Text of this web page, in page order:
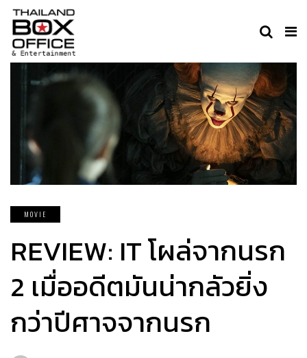
MOVIE
REVIEW: IT โผล่จากนรก
2 เมื่ออดีตมันน่ากลัวยิ่ง
กว่าปีศาจจากนรก